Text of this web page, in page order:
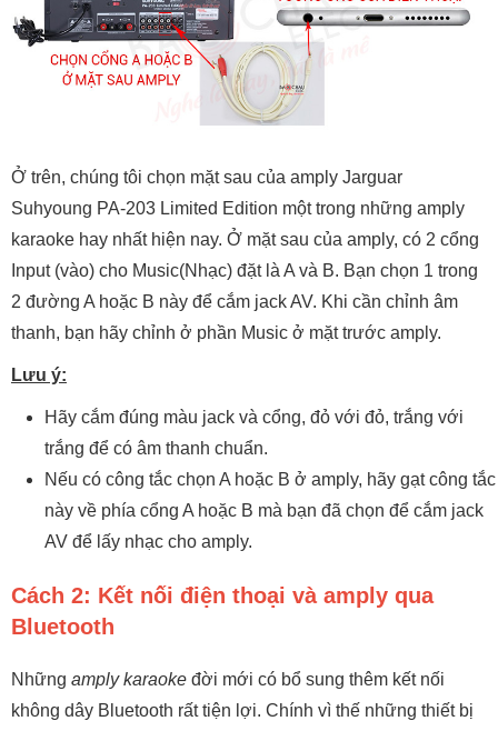
Ở trên, chúng tôi chọn mặt sau của amply Jarguar
Suhyoung PA-203 Limited Edition một trong những amply
karaoke hay nhất hiện nay. Ở mặt sau của amply, có 2 cổng
Input (vào) cho Music(Nhạc) đặt là A và B. Bạn chọn 1 trong
2 đường A hoặc B này để cắm jack AV. Khi cần chỉnh âm
thanh, bạn hãy chỉnh ở phần Music ở mặt trước amply.
Lưu ý:
Hãy cắm đúng màu jack và cổng, đỏ với đỏ, trắng với
trắng để có âm thanh chuẩn.
Nếu có công tắc chọn A hoặc B ở amply, hãy gạt công tắc
này về phía cổng A hoặc B mà bạn đã chọn để cắm jack
AV để lấy nhạc cho amply.
Cách 2: Kết nối điện thoại và amply qua
Bluetooth
Những amply karaoke đời mới có bổ sung thêm kết nối
không dây Bluetooth rất tiện lợi. Chính vì thế những thiết bị